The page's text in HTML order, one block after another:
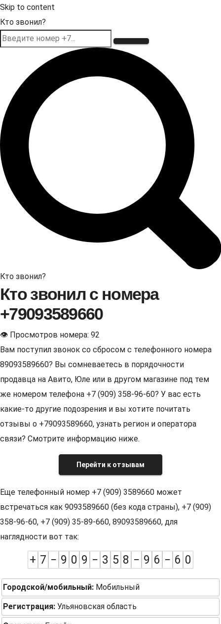
Skip to content
Кто звонил?
Кто звонил?
Кто звонил с номера
+79093589660
👁 Просмотров номера: 92
Вам поступил звонок со сбросом с телефонного номера
89093589660? Вы сомневаетесь в порядочности
продавца на Авито, Юле или в другом магазине под тем
же номером телефона +7 (909) 358-96-60? У вас есть
какие-то другие подозрения и вы хотите почитать
отзывы о +79093589660, узнать регион и оператора
связи? Смотрите информацию ниже.
Перейти к отзывам
Еще телефонный номер +7 (909) 3589660 может
встречаться как 9093589660 (без кода страны), +7 (909)
358-96-60, +7 (909) 35-89-660, 89093589660, для
наглядности вот так:
+ 7 − 9 0 9 − 3 5 8 − 9 6 − 6 0
Городской/мобильный: Мобильный
Регистрация: Ульяновская область